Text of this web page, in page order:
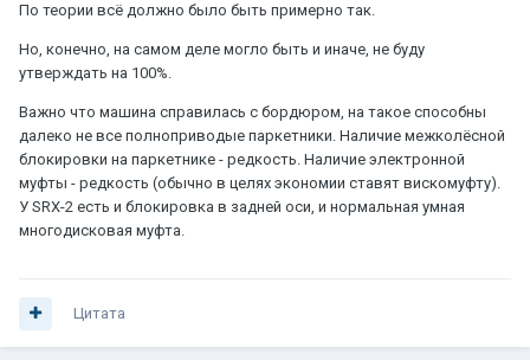
По теории всё должно было быть примерно так.
Но, конечно, на самом деле могло быть и иначе, не буду
утверждать на 100%.
Важно что машина справилась с бордюром, на такое способны
далеко не все полноприводые паркетники. Наличие межколёсной
блокировки на паркетнике - редкость. Наличие электронной
муфты - редкость (обычно в целях экономии ставят вискомуфту).
У SRX-2 есть и блокировка в задней оси, и нормальная умная
многодисковая муфта.
Цитата